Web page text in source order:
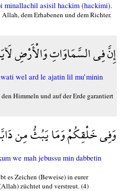
minallachil asisil hackim (hackimi).
dem Erhabenen und dem Richter.
إِنَّ فِي السَّمَاوَاتِ وَالْأَرْضِ
wel ard le ajatin lil mu’minin
Himmeln und auf der Erde garantiert
وَفِي خَلْقِكُمْ وَمَا يَبُثُّ مِن
we mah jebussu min dabbetin
es Zeichen (Beweise) in eurer
züchtet und verstreut. (4)